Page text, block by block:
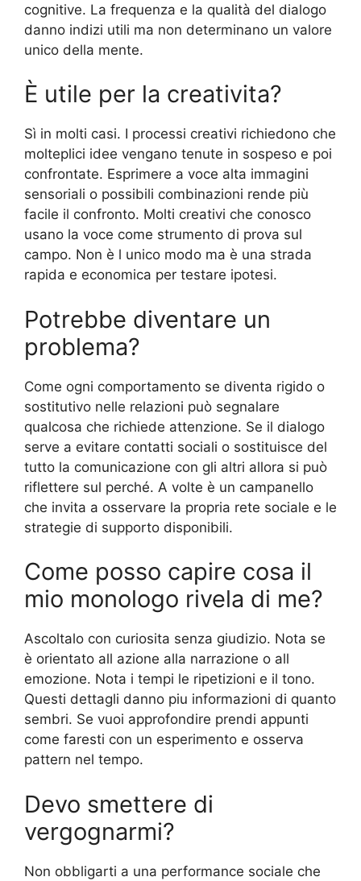
cognitive. La frequenza e la qualità del dialogo
danno indizi utili ma non determinano un valore
unico della mente.
È utile per la creativita?
Sì in molti casi. I processi creativi richiedono che
molteplici idee vengano tenute in sospeso e poi
confrontate. Esprimere a voce alta immagini
sensoriali o possibili combinazioni rende più
facile il confronto. Molti creativi che conosco
usano la voce come strumento di prova sul
campo. Non è l unico modo ma è una strada
rapida e economica per testare ipotesi.
Potrebbe diventare un
problema?
Come ogni comportamento se diventa rigido o
sostitutivo nelle relazioni può segnalare
qualcosa che richiede attenzione. Se il dialogo
serve a evitare contatti sociali o sostituisce del
tutto la comunicazione con gli altri allora si può
riflettere sul perché. A volte è un campanello
che invita a osservare la propria rete sociale e le
strategie di supporto disponibili.
Come posso capire cosa il
mio monologo rivela di me?
Ascoltalo con curiosita senza giudizio. Nota se
è orientato all azione alla narrazione o all
emozione. Nota i tempi le ripetizioni e il tono.
Questi dettagli danno piu informazioni di quanto
sembri. Se vuoi approfondire prendi appunti
come faresti con un esperimento e osserva
pattern nel tempo.
Devo smettere di
vergognarmi?
Non obbligarti a una performance sociale che